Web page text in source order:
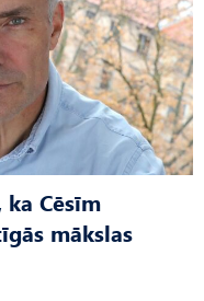
Cēsīm
mākslas